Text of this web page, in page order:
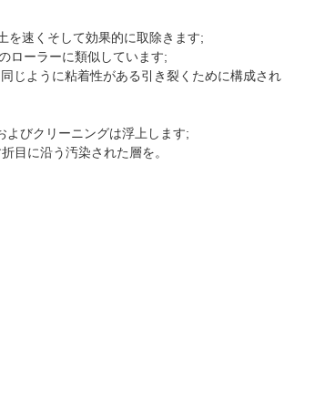
を速くそして効果的に取除きます;
ローラーに類似しています;
じように粘着性がある引き裂くために構成され
よびクリーニングは浮上します;
目に沿う汚染された層を。